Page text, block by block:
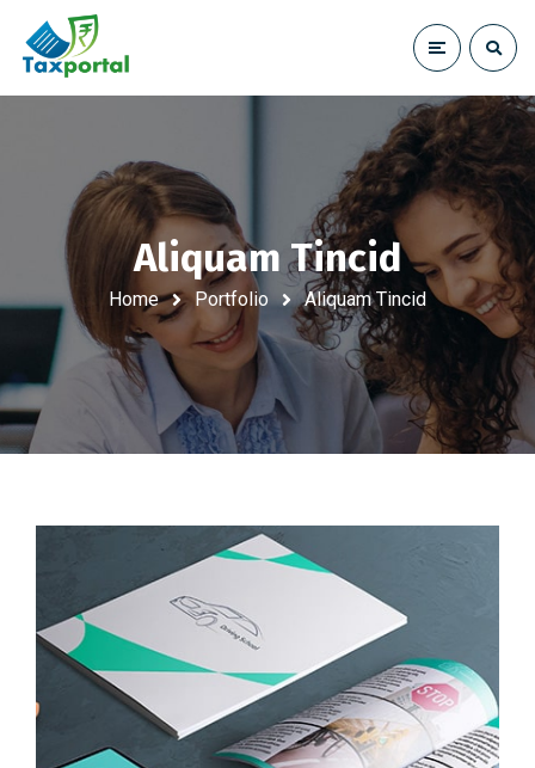
Aliquam Tincid
Home Portfolio Aliquam Tincid